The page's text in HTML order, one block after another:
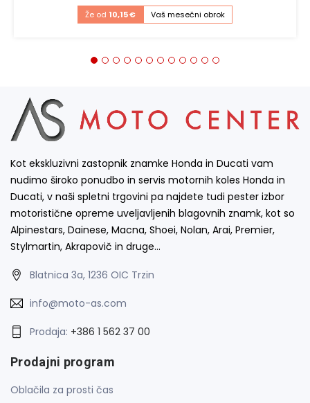
Že od 10,15 € Vaš mesečni obrok
Kot ekskluzivni zastopnik znamke Honda in Ducati vam
nudimo široko ponudbo in servis motornih koles Honda in
Ducati, v naši spletni trgovini pa najdete tudi pester izbor
motoristične opreme uveljavljenih blagovnih znamk, kot so
Alpinestars, Dainese, Macna, Shoei, Nolan, Arai, Premier,
Stylmartin, Akrapovič in druge…
Blatnica 3a, 1236 OIC Trzin
info@moto-as.com
Prodaja: +386 1 562 37 00
Prodajni program
Oblačila za prosti čas